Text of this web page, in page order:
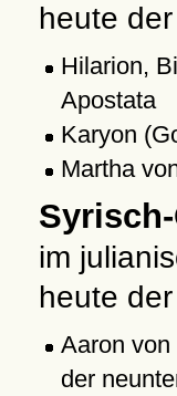
heute der
Hilarion,
Apostata
Karyon
Martha
im
heute der
Aaron
der